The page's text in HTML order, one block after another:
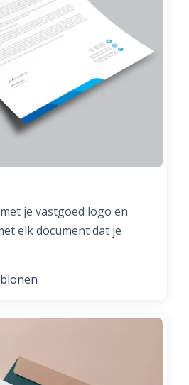
je vastgoed logo en
elk document dat je